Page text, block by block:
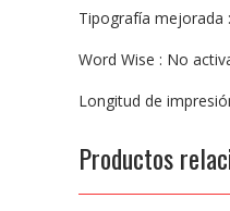
Tipografía mejorada
Word Wise : No
Longitud de
Productos